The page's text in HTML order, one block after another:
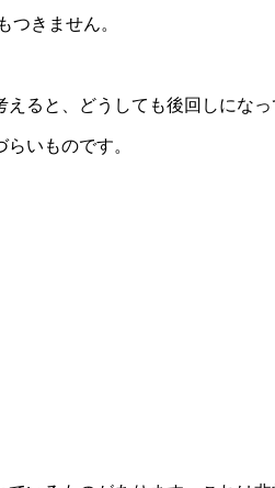
きません。
ると、どうしても後回しになっ
いものです。